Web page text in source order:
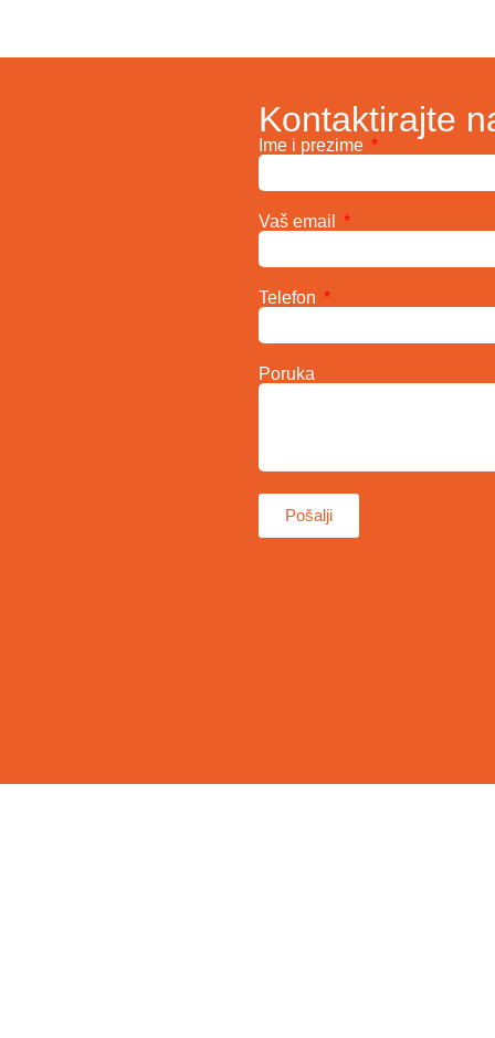
Kontaktirajte
Ime i prezime
Vaš email
Telefon
Poruka
Pošalji